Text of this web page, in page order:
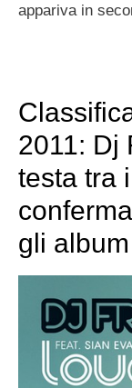
appariva in
2011: Dj
testa tra
gli album